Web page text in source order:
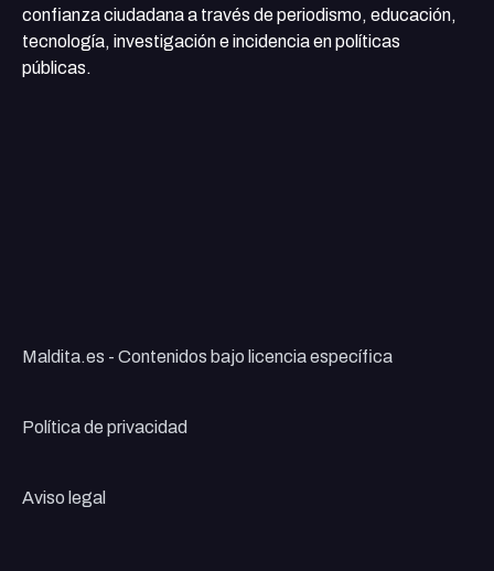
confianza ciudadana a través de periodismo, educación,
tecnología, investigación e incidencia en políticas
públicas.
Maldita.es - Contenidos bajo licencia específica
Política de privacidad
Aviso legal